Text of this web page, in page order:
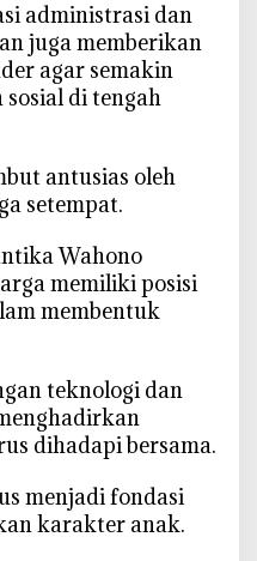
administrasi dan
juga memberikan
agar semakin
di tengah
antusias oleh
setempat.
Wahono
memiliki posisi
membentuk
teknologi dan
dihadapi bersama.
menjadi fondasi
karakter anak.